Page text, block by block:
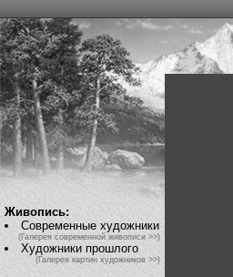
Живопись:
Современные художники
(Галерея современной живописи >>)
Художники прошлого
(Галерея картин художников >>)